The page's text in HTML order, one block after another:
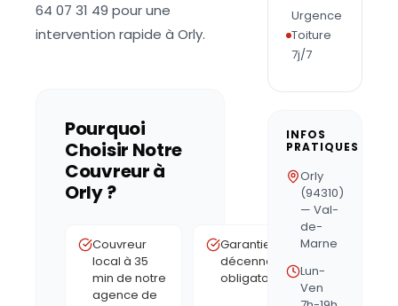
64 07 31 49 pour une
intervention rapide à Orly.
Pourquoi
Choisir Notre
Couvreur à
Orly?
Couvreur
local à 35
min de notre
agence de
Garantie
décennale
obligatoire
Urgence
Toiture
7j/7
INFOS
PRATIQUES
Orly
(94310)
— Val-
de-
Marne
Lun-
Ven